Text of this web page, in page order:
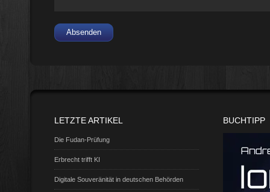
Absenden
LETZTE ARTIKEL
Die Fudan-Prüfung
Erbrecht trifft KI
Digitale Souveränität in deutschen Behörden
BUCHTIPP